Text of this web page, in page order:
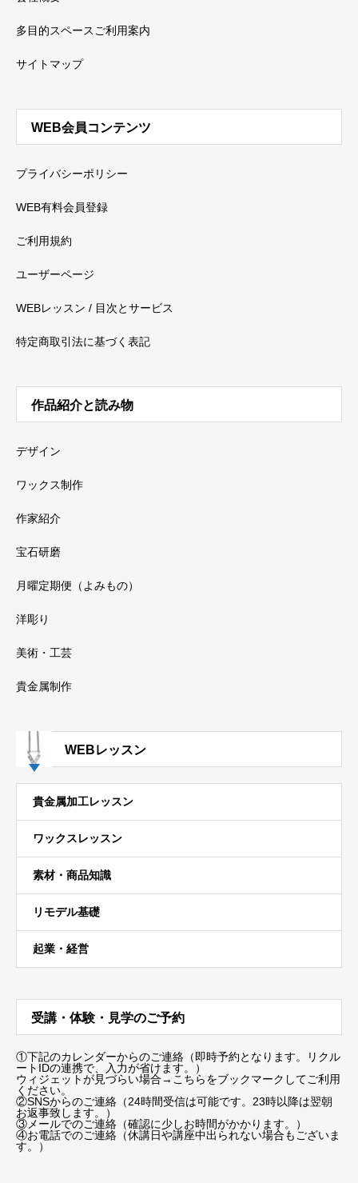
多目的スペースご利用案内
サイトマップ
WEB会員コンテンツ
プライバシーポリシー
WEB有料会員登録
ご利用規約
ユーザーページ
WEBレッスン / 目次とサービス
特定商取引法に基づく表記
作品紹介と読み物
デザイン
ワックス制作
作家紹介
宝石研磨
月曜定期便（よみもの）
洋彫り
美術・工芸
貴金属制作
WEBレッスン
貴金属加工レッスン
ワックスレッスン
素材・商品知識
リモデル基礎
起業・経営
受講・体験・見学のご予約
①下記のカレンダーからのご連絡（即時予約となります。リクル
ートIDの連携で、入力が省けます。）
ウィジェットが見づらい場合→こちらをブックマーク してご利用
ください。
②SNSからのご連絡（24時間受信は可能です。23時以降は翌朝
お返事致します。）
③メールでのご連絡（確認に少しお時間がかかります。）
④お電話でのご連絡（休講日や講座中出られない場合もございま
す。）